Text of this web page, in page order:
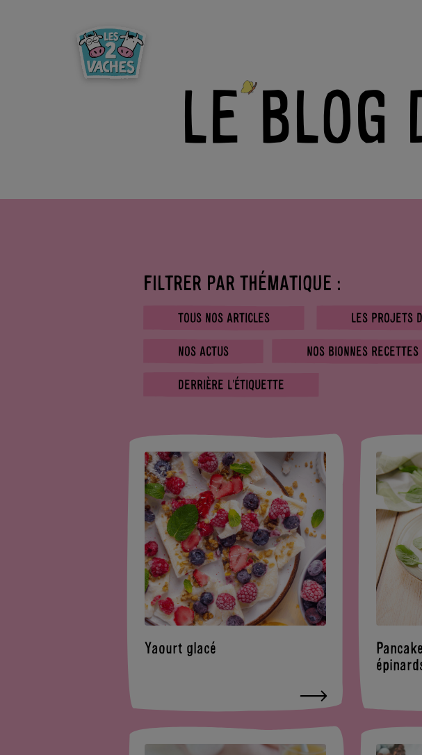
LE BLOG
FILTRER PAR THÉMATIQUE :
TOUS NOS ARTICLES LES PROJETS
NOS ACTUS
NOS BIONNES RECETTES
DERRIÈRE L'ÉTIQUETTE
Yaourt glacé